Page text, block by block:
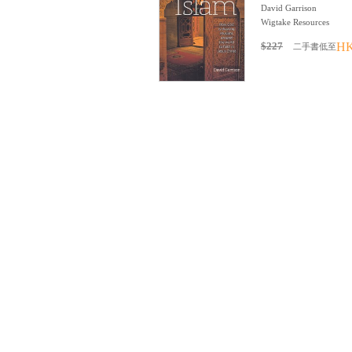
David Garrison
Wigtake Resources
$227 二手書低至